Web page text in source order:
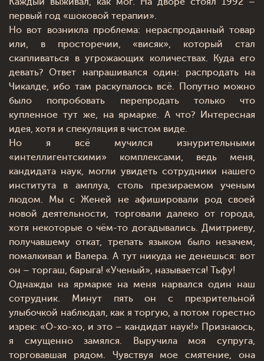
первый год «шоковой терапии».
Но вот возникла проблема: нераспроданный товар
или, в просторечии, «висяк», который стал
скапливаться в угрожающих количествах. Куда его
девать? Ответ напрашивался один: распродать на
Чикалде, ибо там раскупалось всё. Попутно можно
было попробовать перепродать только что
купленное тут же, на ярмарке. А что? Интересная
идея, хотя и спекуляция в чистом виде.
Но я всё мучился изнурительными
«интеллигентскими» комплексами, ведь меня,
кандидата наук, могли увидеть сотрудники нашего
института в амплуа, столь презираемом ученым
людом. Мы с Женей не афишировали род своей
новой деятельности, торговали далеко от города,
хотя некоторые о чём-то догадывались. Дмитриеву,
получавшему откат, трепать языком было незачем,
помалкивал и Валера. А тут никуда не денешься: вот
он – торгаш, барыга! «Ученый», называется! Тьфу!
Однажды на ярмарке на меня нарвался один наш
сотрудник. Минут пять он с презрительной
улыбочкой наблюдал, как я торгую, а потом горестно
изрек: «О-хо-хо, и это – кандидат наук!» Признаюсь,
я смущенно замялся. Выручила моя супруга,
торговавшая рядом. Чувствуя мое смятение, она